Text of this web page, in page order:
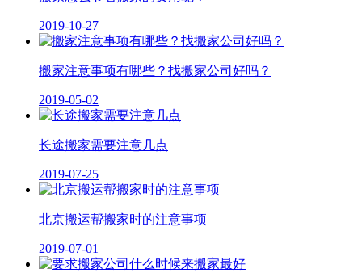
2019-10-27
搬家注意事项有哪些？找搬家公司好吗？
2019-05-02
长途搬家需要注意几点
2019-07-25
北京搬运帮搬家时的注意事项
2019-07-01